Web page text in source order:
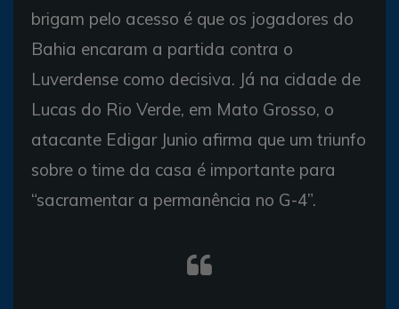
brigam pelo acesso é que os jogadores do
Bahia encaram a partida contra o
Luverdense como decisiva. Já na cidade de
Lucas do Rio Verde, em Mato Grosso, o
atacante Edigar Junio afirma que um triunfo
sobre o time da casa é importante para
“sacramentar a permanência no G-4”.